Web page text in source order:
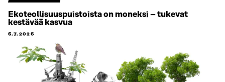
Ekoteollisuuspuistoista on moneksi – tukevat
kestävää kasvua
6.7.2026